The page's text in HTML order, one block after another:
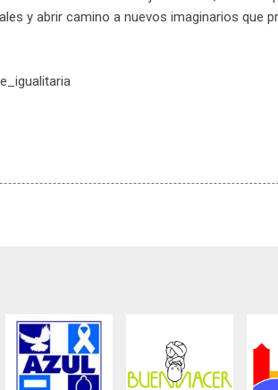
y abrir camino a nuevos imaginarios que